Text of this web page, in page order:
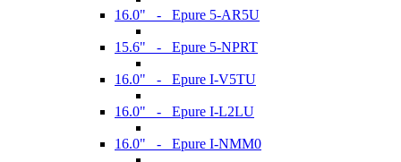
16.0" - Epure 5-AR5U
15.6" - Epure 5-NPRT
16.0" - Epure I-V5TU
16.0" - Epure I-L2LU
16.0" - Epure I-NMM0